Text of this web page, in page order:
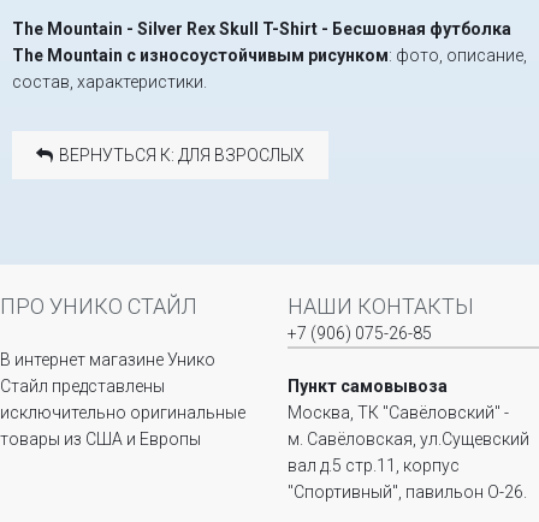
The Mountain - Silver Rex Skull T-Shirt - Бесшовная футболка
The Mountain с износоустойчивым рисунком: фото, описание,
состав, характеристики.
ВЕРНУТЬСЯ К: ДЛЯ ВЗРОСЛЫХ
ПРО УНИКО СТАЙЛ
В интернет магазине Унико
Стайл представлены
исключительно оригинальные
товары из США и Европы
НАШИ КОНТАКТЫ
+7 (906) 075-26-85
Пункт самовывоза
Москва, ТК "Савёловский" -
м. Савёловская, ул.Сущевский
вал д.5 стр.11, корпус
"Спортивный", павильон О-26.